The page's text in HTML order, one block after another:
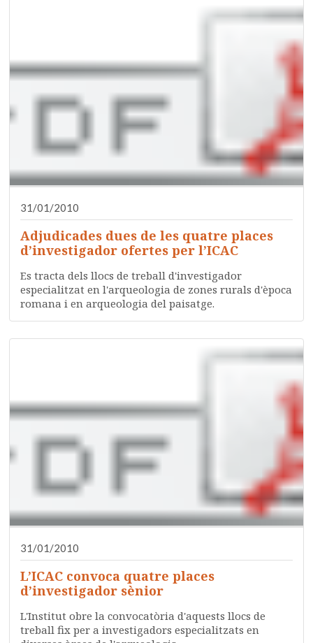
31/01/2010
Adjudicades dues de les quatre places
d’investigador ofertes per l’ICAC
Es tracta dels llocs de treball d'investigador
especialitzat en l'arqueologia de zones rurals d'època
romana i en arqueologia del paisatge.
31/01/2010
L’ICAC convoca quatre places
d’investigador sènior
L'Institut obre la convocatòria d'aquests llocs de
treball fix per a investigadors especialitzats en